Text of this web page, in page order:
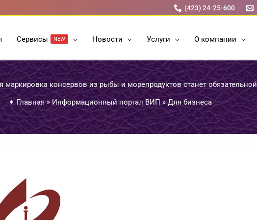
(423) 24-25-600
Cервисы NEW Новости Услуги О компании
маркировка консервов из рыбы и морепродуктов станет обязательной
✦ Главная»Информационный портал ВИП» Для бизнеса